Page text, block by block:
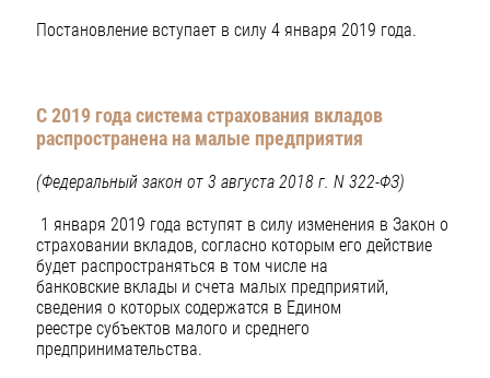
Постановление вступает в силу 4 января 2019 года.
С 2019 года система страхования вкладов
распространена на малые предприятия
(Федеральный закон от 3 августа 2018 г. N 322-ФЗ)
1 января 2019 года вступят в силу изменения в Закон о
страховании вкладов, согласно которым его действие
будет распространяться в том числе на
банковские вклады и счета малых предприятий,
сведения о которых содержатся в Едином
реестре субъектов малого и среднего
предпринимательства.